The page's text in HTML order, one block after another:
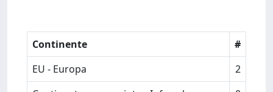
Continente
#
EU - Europa
2